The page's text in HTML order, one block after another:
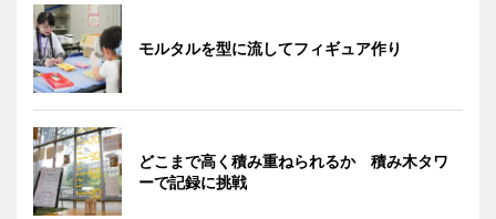
モルタルを型に流してフィギュア作り
どこまで高く積み重ねられるか 積み木タワ
ーで記録に挑戦